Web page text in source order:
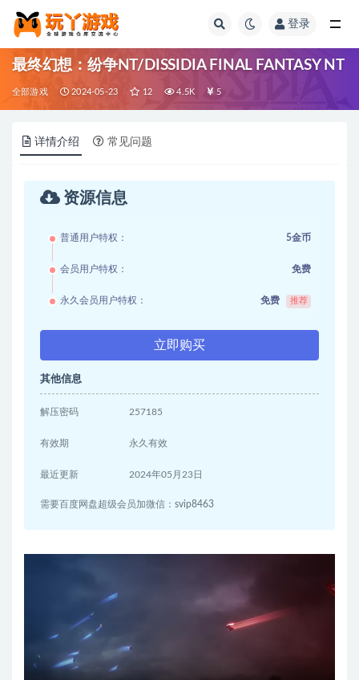
登录
最终幻想：纷争NT/DISSIDIA FINAL FANTASY NT
全部游戏 2024-05-23 12 4.5K 5
详情介绍 常见问题
资源信息
普通用户特权： 5金币
会员用户特权： 免费
永久会员用户特权： 免费 推荐
立即购买
其他信息
解压密码 257185
有效期 永久有效
最近更新 2024年05月23日
需要百度网盘超级会员加微信：svip8463